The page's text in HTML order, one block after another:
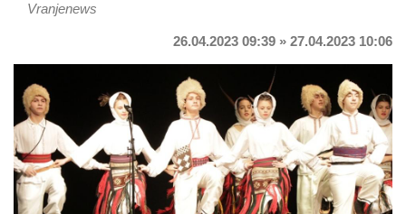
Vranjenews
26.04.2023 09:39 » 27.04.2023 10:06